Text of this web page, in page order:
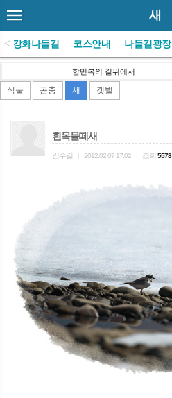
새
<)강화나들길 코스안내 나들길광장
함민복의 길위에서
식물 곤충 새 갯벌
흰목물떼새
임수길 2012.02.07 17:02 조회 5578